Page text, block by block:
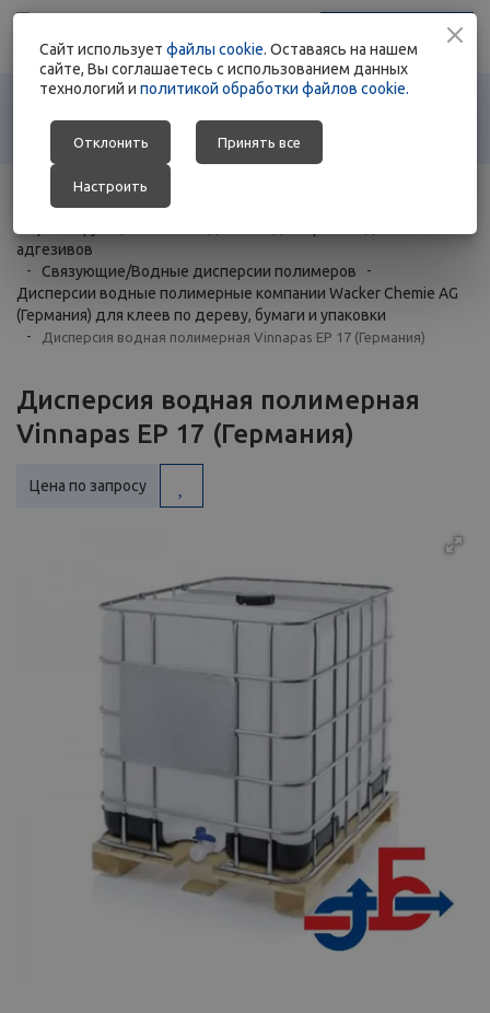
+375 29 692 01 76
Заказать звонок
Главная Каталог -
адгезивов
- Связующие/Водные дисперсии полимеров -
Дисперсии водные полимерные компании Wacker Chemie AG
(Германия) для клеев по дереву, бумаги и упаковки
- Дисперсия водная полимерная Vinnapas EP 17 (Германия)
Дисперсия водная полимерная
Vinnapas EP 17 (Германия)
Цена по запросу
Cайт использует файлы cookie. Оставаясь на нашем
сайте, Вы соглашаетесь с использованием данных
технологий и политикой обработки файлов cookie.
Отклонить Принять все
Настроить